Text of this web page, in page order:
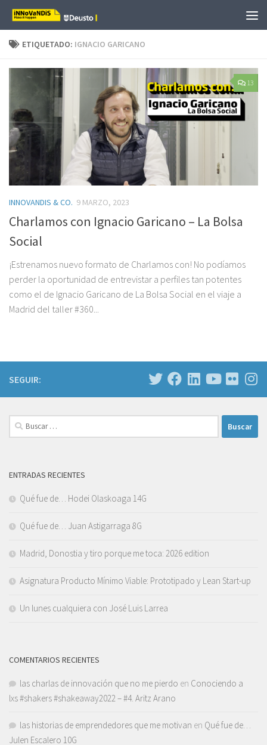
Saltar al contenido
ETIQUETADO: IGNACIO GARICANO
13
INNOVANDIS & CO. 9 MARZO, 2023
Charlamos con Ignacio Garicano – La Bolsa
Social
¡Estrenamos nuevo formato de Charlamos con! No podíamos
perder la oportunidad de entrevistar a perfiles tan potentes
como el de Ignacio Garicano de La Bolsa Social en el viaje a
Madrid del taller #360...
SEGUIR:
Buscar:
ENTRADAS RECIENTES
Qué fue de… Hodei Olaskoaga 14G
Qué fue de… Juan Astigarraga 8G
Madrid, Donostia y tiro porque me toca: 2026 edition
Asignatura Producto Mínimo Viable: Prototipado y Lean Start-up
Un lunes cualquiera con José Luis Larrea
COMENTARIOS RECIENTES
las charlas de innovación que no me pierdo en Conociendo a
lxs #shakers #shakeaway2022 – #4. Aritz Arano
las historias de emprendedores que me motivan en Qué fue de…
Julen Escalero 10G